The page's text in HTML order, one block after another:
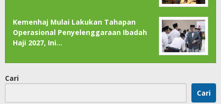
Kemenhaj Mulai Lakukan Tahapan
Operasional Penyelenggaraan Ibadah
Haji 2027, Ini…
Cari
Cari